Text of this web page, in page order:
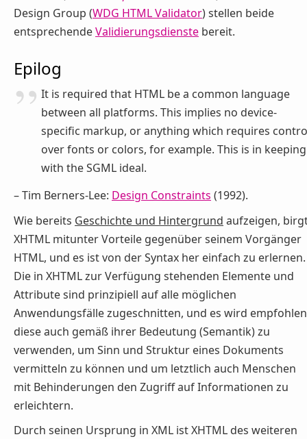
Design Group (WDG HTML Validator) stellen beide
entsprechendeValidierungsdienste bereit.
Epilog
It is required that HTML be a common language
between all platforms. This implies no device-
specific markup, or anything which requires
over fonts or colors, for example. This is in keeping
with the SGML ideal.
– Tim Berners-Lee: Design Constraints (1992).
Wie bereits Geschichte und Hintergrund aufzeigen,
XHTML mitunter Vorteile gegenüber seinem Vorgänger
HTML, und es ist von der Syntax her einfach zu erlernen.
Die in XHTML zur Verfügung stehenden Elemente und
Attribute sind prinzipiell auf alle möglichen
Anwendungsfälle zugeschnitten, und es wird
diese auch gemäß ihrer Bedeutung (Semantik) zu
verwenden, um Sinn und Struktur eines Dokuments
vermitteln zu können und um letztlich auch Menschen
mit Behinderungen den Zugriff auf Informationen zu
erleichtern.
Durch seinen Ursprung in XML ist XHTML des weiteren